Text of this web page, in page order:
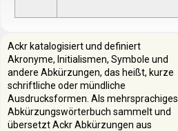
Ackr katalogisiert und definiert
Akronyme, Initialismen, Symbole und
andere Abkürzungen, das heißt, kurze
schriftliche oder mündliche
Ausdrucksformen. Als mehrsprachiges
Abkürzungswörterbuch sammelt und
übersetzt Ackr Abkürzungen aus